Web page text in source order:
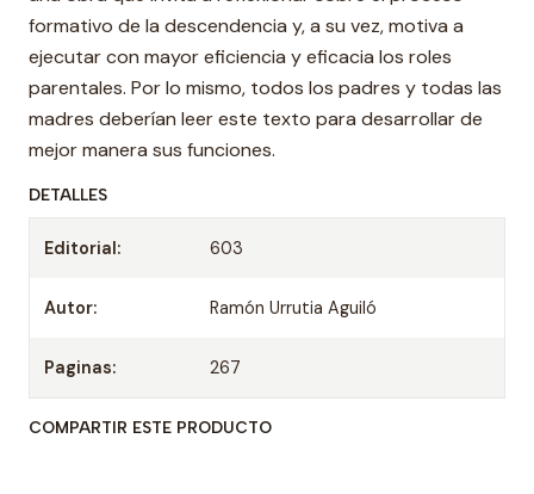
formativo de la descendencia y, a su vez, motiva a
ejecutar con mayor eficiencia y eficacia los roles
parentales. Por lo mismo, todos los padres y todas las
madres deberían leer este texto para desarrollar de
mejor manera sus funciones.
DETALLES
Editorial: 603
Autor: Ramón Urrutia Aguiló
Paginas: 267
COMPARTIR ESTE PRODUCTO